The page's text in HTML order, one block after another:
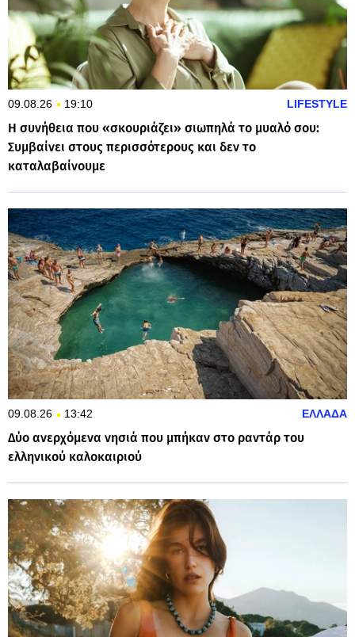
09.08.26 19:10 LIFESTYLE
Η συνήθεια που «σκουριάζει» σιωπηλά το μυαλό σου:
Συμβαίνει στους περισσότερους και δεν το
καταλαβαίνουμε
09.08.26 13:42 ΕΛΛΑΔΑ
Δύο ανερχόμενα νησιά που μπήκαν στο ραντάρ του
ελληνικού καλοκαιριού